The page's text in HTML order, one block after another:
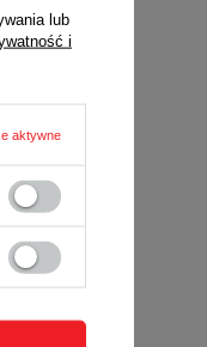
lub
i
aktywne